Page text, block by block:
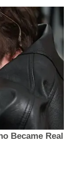
Became Real